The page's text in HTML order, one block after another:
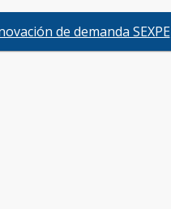
de demanda SEXPE